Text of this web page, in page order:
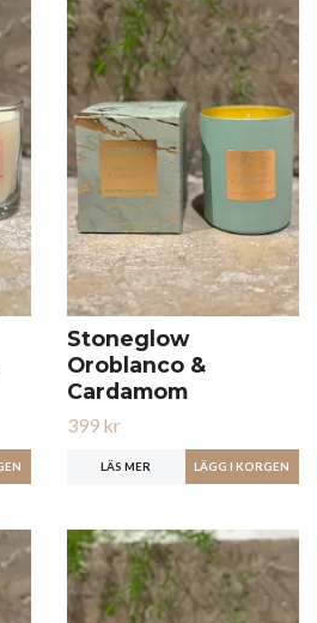
Stoneglow
Oroblanco &
Cardamom
399 kr
LÄS MER